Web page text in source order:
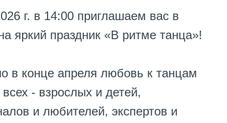
г. в 14:00 приглашаем вас в
яркий праздник «В ритме танца»!
в конце апреля любовь к танцам
- взрослых и детей,
и любителей, экспертов и